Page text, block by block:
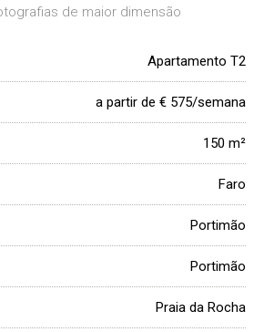
de maior dimensão
Apartamento T2
a partir de € 575/semana
150 m²
Faro
Portimão
Portimão
Praia da Rocha